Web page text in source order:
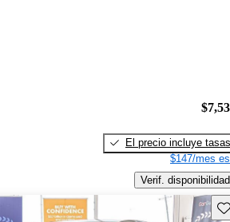
El precio incluye tasas
$147/mes
Verif. disponibilidad